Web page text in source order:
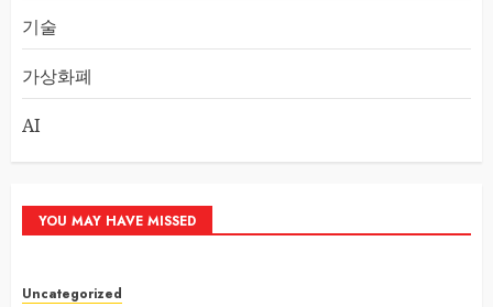
기술
가상화폐
AI
YOU MAY HAVE MISSED
Uncategorized